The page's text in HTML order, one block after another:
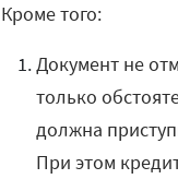
Кроме того:
Документ не
только
должна
При этом